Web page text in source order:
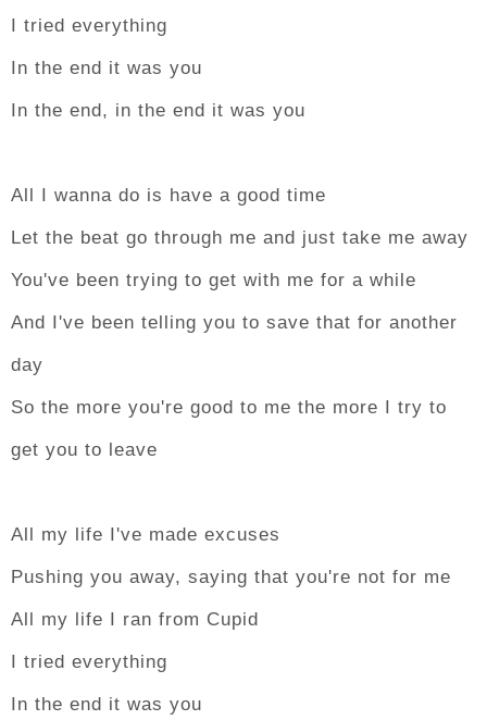
I tried everything
In the end it was you
In the end, in the end it was you
All I wanna do is have a good time
Let the beat go through me and just take me away
You've been trying to get with me for a while
And I've been telling you to save that for another
day
So the more you're good to me the more I try to
get you to leave
All my life I've made excuses
Pushing you away, saying that you're not for me
All my life I ran from Cupid
I tried everything
In the end it was you